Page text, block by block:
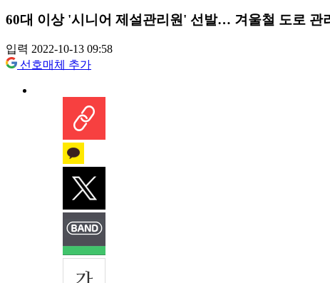
60대 이상 '시니어 제설관리원' 선발… 겨울철 도로 관
입력 2022-10-13 09:58
선호매체 추가